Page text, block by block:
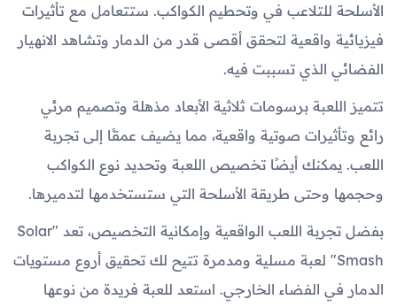
الأسلحة للتلاعب في وتحطيم الكواكب. ستتعامل مع تأثيرات
فيزيائية واقعية لتحقق أقصى قدر من الدمار وتشاهد الانهيار
الفضائي الذي تسببت فيه.
تتميز اللعبة برسومات ثلاثية الأبعاد مذهلة وتصميم مرئي
رائع وتأثيرات صوتية واقعية، مما يضيف عمقًا إلى تجربة
اللعب. يمكنك أيضًا تخصيص اللعبة وتحديد نوع الكواكب
وحجمها وحتى طريقة الأسلحة التي ستستخدمها لتدميرها.
بفضل تجربة اللعب الواقعية وإمكانية التخصيص، تعد "Solar
Smash" لعبة مسلية ومدمرة تتيح لك تحقيق أروع مستويات
الدمار في الفضاء الخارجي. استعد للعبة فريدة من نوعها